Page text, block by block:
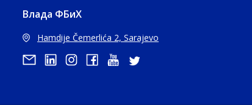
Влада ФБиХ
Hamdije Čemerlića 2, Sarajevo